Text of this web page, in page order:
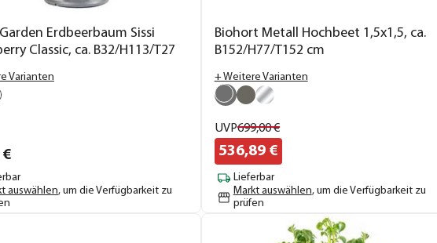
Erdbeerbaum Sissi
Classic, ca. B32/H113/T27
Varianten
€
auswählen, um die Verfügbarkeit zu
Biohort Metall Hochbeet 1,5x1,5, ca.
B152/H77/T152 cm
+ Weitere Varianten
UVP699,00€
536,89€
Lieferbar
Markt auswählen, um die Verfügbarkeit zu
prüfen